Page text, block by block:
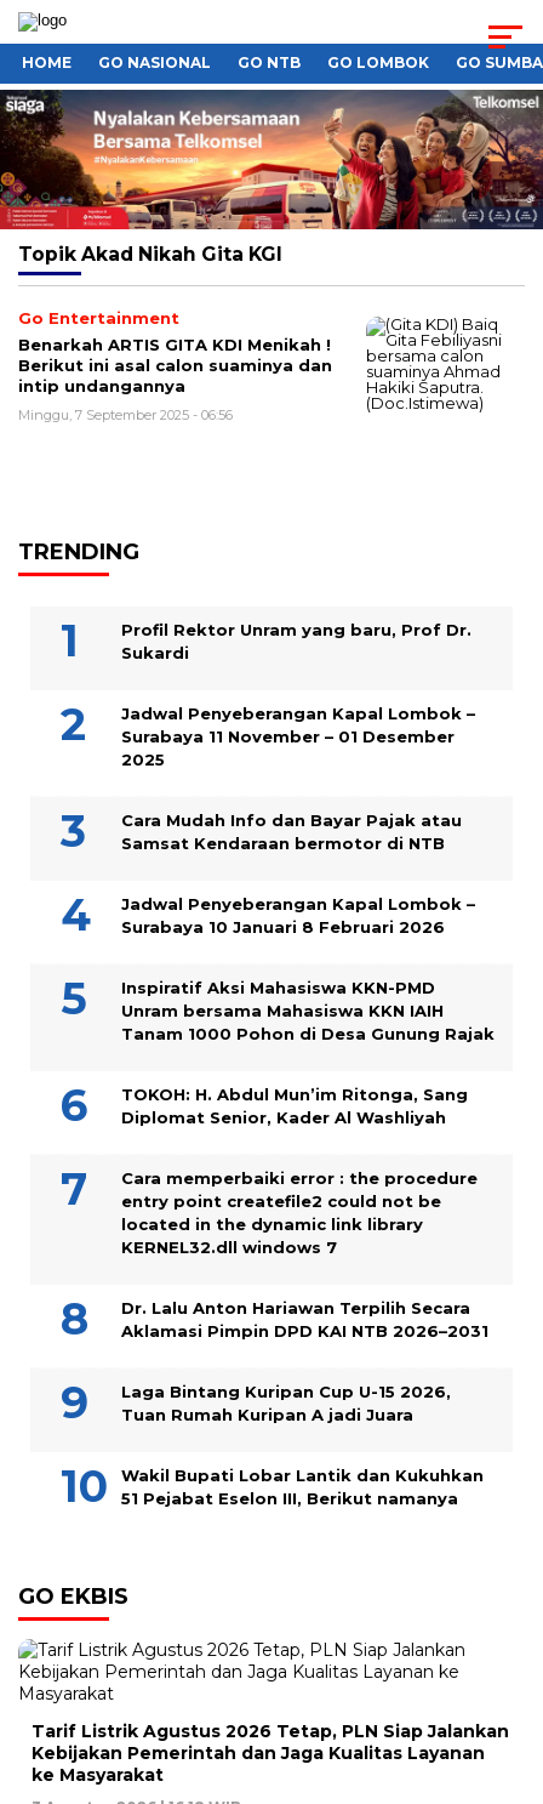
HOME GO NASIONAL GO NTB GO LOMBOK GO
Topik Akad Nikah Gita KGI
Go Entertainment
Benarkah ARTIS GITA KDI Menikah !
Berikut ini asal calon suaminya dan
intip undangannya
Minggu, 7 September 2025 - 06:56
TRENDING
Profil Rektor Unram yang baru, Prof Dr.
Sukardi
Jadwal Penyeberangan Kapal Lombok –
Surabaya 11 November – 01 Desember
2025
Cara Mudah Info dan Bayar Pajak atau
Samsat Kendaraan bermotor di NTB
Jadwal Penyeberangan Kapal Lombok –
Surabaya 10 Januari 8 Februari 2026
Inspiratif Aksi Mahasiswa KKN-PMD
Unram bersama Mahasiswa KKN IAIH
Tanam 1000 Pohon di Desa Gunung Rajak
TOKOH: H. Abdul Mun’im Ritonga, Sang
Diplomat Senior, Kader Al Washliyah
Cara memperbaiki error : the procedure
entry point createfile2 could not be
located in the dynamic link library
KERNEL32.dll windows 7
Dr. Lalu Anton Hariawan Terpilih Secara
Aklamasi Pimpin DPD KAI NTB 2026–2031
Laga Bintang Kuripan Cup U-15 2026,
Tuan Rumah Kuripan A jadi Juara
Wakil Bupati Lobar Lantik dan Kukuhkan
51 Pejabat Eselon III, Berikut namanya
GO EKBIS
Tarif Listrik Agustus 2026 Tetap, PLN Siap Jalankan
Kebijakan Pemerintah dan Jaga Kualitas Layanan
ke Masyarakat